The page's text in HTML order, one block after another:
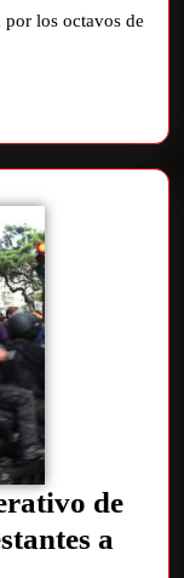
los octavos de
de
a